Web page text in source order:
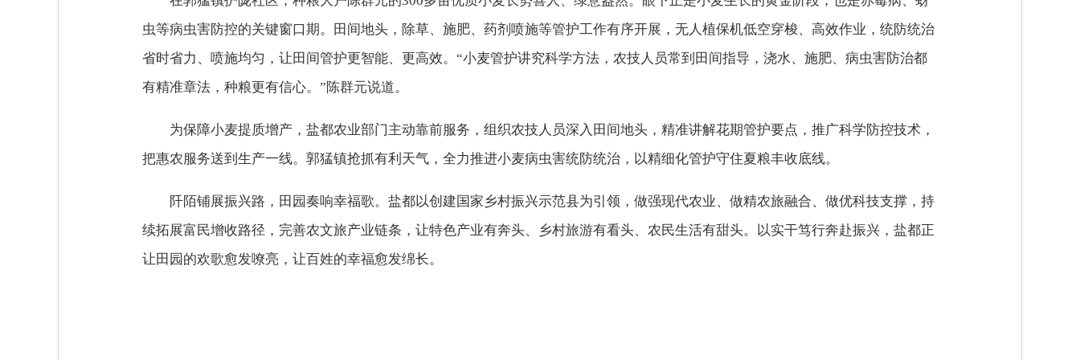
虫等病虫害防控的关键窗口期。田间地头，除草、施肥、药剂喷施等管护工作有序开展，无人植保机低空穿梭、高效作业，统防统治
省时省力、喷施均匀，让田间管护更智能、更高效。“小麦管护讲究科学方法，农技人员常到田间指导，浇水、施肥、病虫害防治都
有精准章法，种粮更有信心。”陈群元说道。
为保障小麦提质增产，盐都农业部门主动靠前服务，组织农技人员深入田间地头，精准讲解花期管护要点，推广科学防控技术，
把惠农服务送到生产一线。郭猛镇抢抓有利天气，全力推进小麦病虫害统防统治，以精细化管护守住夏粮丰收底线。
阡陌铺展振兴路，田园奏响幸福歌。盐都以创建国家乡村振兴示范县为引领，做强现代农业、做精农旅融合、做优科技支撑，持
续拓展富民增收路径，完善农文旅产业链条，让特色产业有奔头、乡村旅游有看头、农民生活有甜头。以实干笃行奔赴振兴，盐都正
让田园的欢歌愈发嘹亮，让百姓的幸福愈发绵长。